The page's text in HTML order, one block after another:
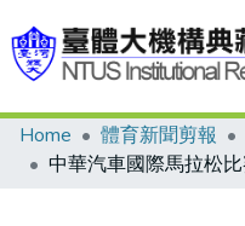
Communities & Collections
Home 體育新聞剪報